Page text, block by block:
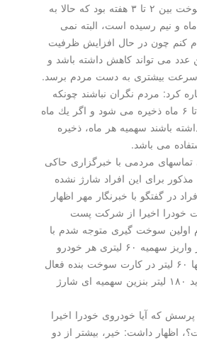
زمان تولید كارت سوخت بین ۲ تا ۳ هفته بود كه حالا به
رسیده است، البته نمی
چون در حال افزایش ظرفیت
تواند كاهش داشته باشد و
به دست مردم برسد.
نگران نباشند چونكه
آنها تا ۶ ماه ذخیره می شود و اگر یك ماه
سهمیه هر ماه، ذخیره
باشد.
مردمی با خبرگزاری حاكی
این افراد شارژ نشده
با خبرنگار مهر اظهار
از شركت پست
سوخت گیری متوجه شدم با
وجود اینكه ۳ ماه از واریز سهمیه ۶۰ لیتری هر خودرو
گذرد تنها ۶۰ لیتر در كارت سوخت بنده فعال
در صورتیكه باید ۱۸۰ لیتر بنزین سهمیه ای شارژ
آیا خودروی خودرا اخیرا
داشت: خیر، بیشتر از دو